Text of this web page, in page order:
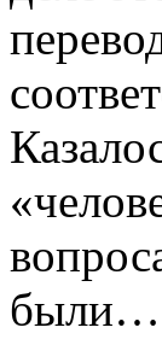
были…